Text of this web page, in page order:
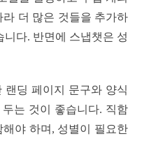
더 많은 것들을 추가하
니다. 반면에 스냅챗은 성
랜딩 페이지 문구와 양식
는 것이 좋습니다. 직함
해야 하며, 성별이 필요한